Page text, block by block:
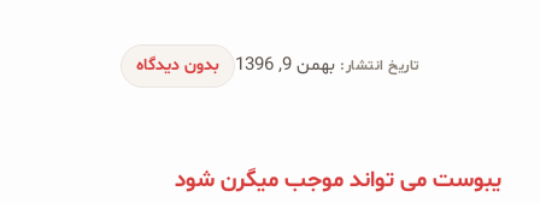
شیرین کننده های طبیعی
کینوا
تاریخ انتشار: بهمن 9, 1396 بدون دیدگاه
یبوست می تواند موجب میگرن شود